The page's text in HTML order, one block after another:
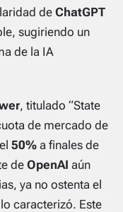
de ChatGPT
sugiriendo un
de la IA
, titulado “State
de mercado de
50% a finales de
de OpenAI aún
ya no ostenta el
caracterizó. Este